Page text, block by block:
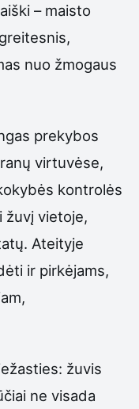
– maisto
nuo žmogaus
prekybos
virtuvėse,
kontrolės
žuvį vietoje,
Ateityje
ir pirkėjams,
žuvis
ne visada